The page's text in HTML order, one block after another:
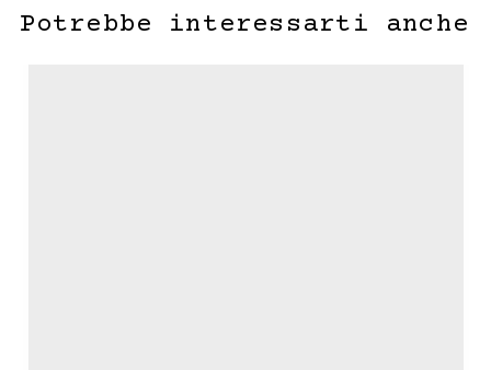
Potrebbe interessarti anche